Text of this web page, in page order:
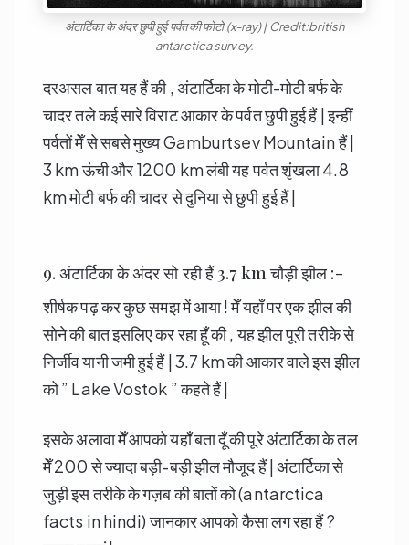
अंटार्टिका के अंदर छुपी हुई पर्वत की फोटो (x-ray) | Credit:british
antarctica survey.
दरअसल बात यह हैं की , अंटार्टिका के मोटी-मोटी बर्फ के
चादर तले कई सारे विराट आकार के पर्वत छुपी हुई हैं | इन्हीं
पर्वतों मेँ से सबसे मुख्य Gamburtsev Mountain हैं |
3 km ऊंची और 1200 km लंबी यह पर्वत शृंखला 4.8
km मोटी बर्फ की चादर से दुनिया से छुपी हुई हैं |
9. अंटार्टिका के अंदर सो रही हैं 3.7 km चौड़ी झील :-
शीर्षक पढ़ कर कुछ समझ में आया ! मेँ यहाँ पर एक झील की
सोने की बात इसलिए कर रहा हूँ की , यह झील पूरी तरीके से
निर्जीव यानी जमी हुई हैं | 3.7 km की आकार वाले इस झील
को ” Lake Vostok ” कहते हैं |
इसके अलावा मेँ आपको यहाँ बता दूँ की पूरे अंटार्टिका के तल
मेँ 200 से ज्यादा बड़ी-बड़ी झील मौजूद हैं | अंटार्टिका से
जुड़ी इस तरीके के गज़ब की बातों को (antarctica
facts in hindi) जानकार आपको कैसा लग रहा हैं ?